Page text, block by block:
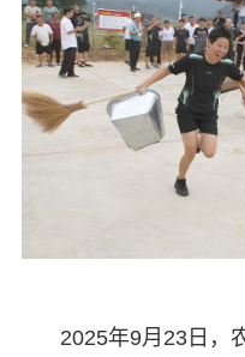
2025年9月23日，